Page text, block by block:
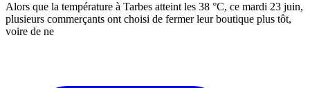
Alors que la température à Tarbes atteint les 38 °C, ce mardi 23 juin,
plusieurs commerçants ont choisi de fermer leur boutique plus tôt,
voire de ne